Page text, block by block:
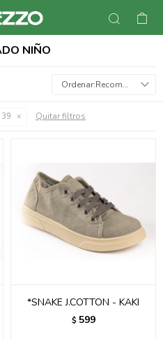
NIÑO
Recomendados
39 Quitar filtros
*SNAKE J.COTTON - KAKI
$ 599